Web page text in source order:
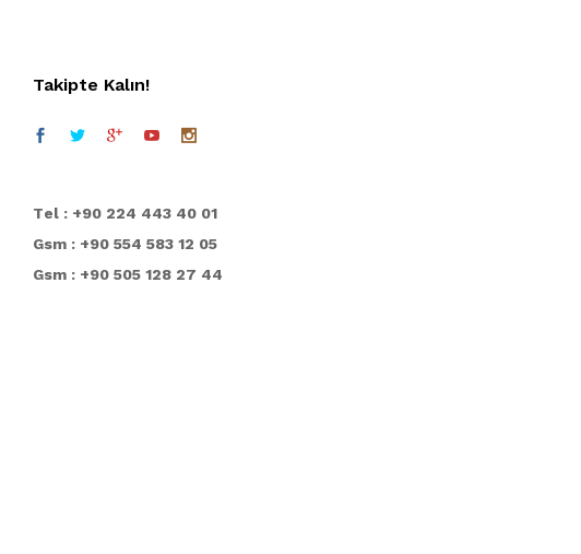
Takipte Kalın!
Tel : +90 224 443 40 01
Gsm : +90 554 583 12 05
Gsm : +90 505 128 27 44